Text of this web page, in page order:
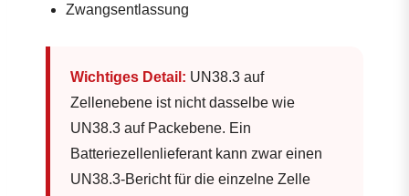
Zwangsentlassung
Wichtiges Detail: UN38.3 auf
Zellenebene ist nicht dasselbe wie
UN38.3 auf Packebene. Ein
Batteriezellenlieferant kann zwar einen
UN38.3-Bericht für die einzelne Zelle